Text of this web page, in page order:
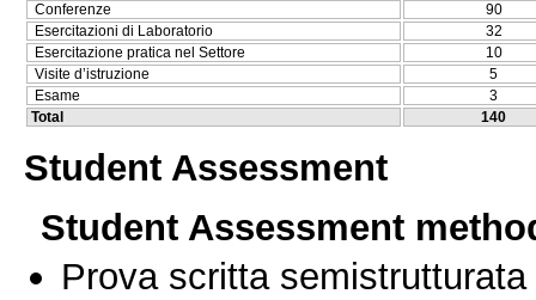
Conferenze
90
Esercitazioni di Laboratorio
32
Esercitazione pratica nel Settore
10
Visite d’istruzione
5
Esame
3
Total
140
Student Assessment
Student Assessment
Prova scritta